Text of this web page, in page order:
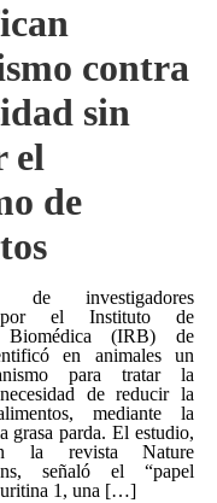
contra
sin
el
de
investigadores
por el Instituto de
Biomédica (IRB) de
en animales un
para tratar la
de reducir la
mediante la
grasa parda. El estudio,
la revista Nature
señaló el “papel
1, una […]